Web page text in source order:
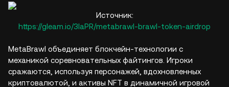
Источник:
https://gleam.io/3IaPR/metabrawl-brawl-token-airdrop
MetaBrawl объединяет блокчейн-технологии с
механикой соревновательных файтингов. Игроки
сражаются, используя персонажей, вдохновленных
криптовалютой, и активы NFT в динамичной игровой